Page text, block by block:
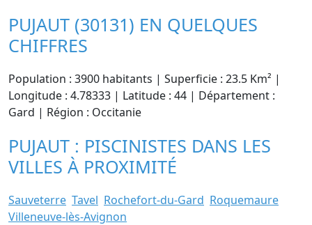
PUJAUT (30131) EN QUELQUES
CHIFFRES
Population : 3900 habitants | Superficie : 23.5 Km² |
Longitude : 4.78333 | Latitude : 44 | Département :
Gard | Région : Occitanie
PUJAUT : PISCINISTES DANS LES
VILLES À PROXIMITÉ
Sauveterre Tavel Rochefort-du-Gard Roquemaure
Villeneuve-lès-Avignon